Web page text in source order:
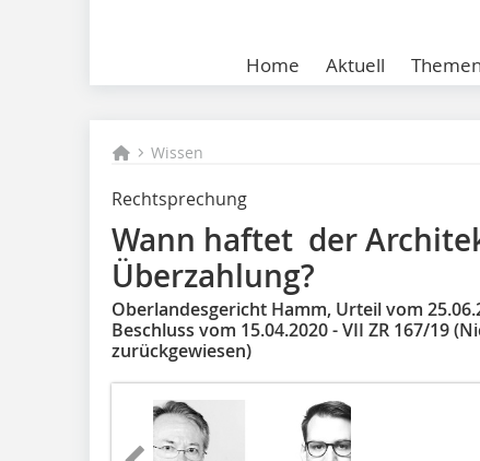
Home Aktuell Themen
Wissen
Rechtsprechung
Wann haftet der
Überzahlung?
Oberlandesgericht Hamm, Urteil vom
Beschluss vom 15.04.2020 - VII ZR 167/19
zurückgewiesen)